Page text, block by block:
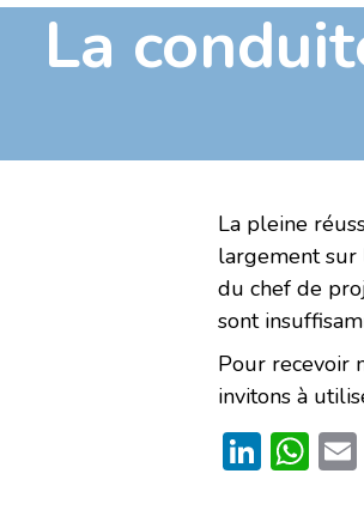
La
La pleine
largement
du chef de
sont
Pour recevoir
invitons à